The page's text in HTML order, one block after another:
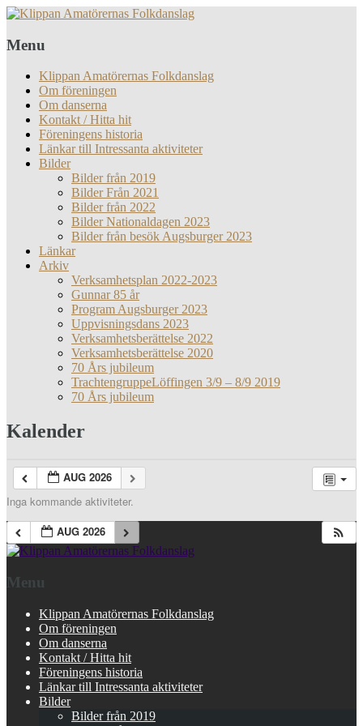
Menu
Klippan Amatörernas Folkdanslag
Om föreningen
Om danserna
Kontakt / Hitta hit
Föreningens historia
Länkar till Intressanta aktiviteter
Bilder
Bilder från 2019
Bilder Från 2021
Bilder från 2022
Bilder Nationaldagen 2023
Bilder från besök Augsburger 2023
Länkar
Arkiv
Verksamhetsplan 2022-2023
Gunnar 85 år
Program Augsburger 2023
Uppvisningsdans 2023
Verksamhetsberättelse 2022
Verksamhetsberättelse 2020
70 Års jubileum
TrachtengruppeLöffingen 3/9 – 8/9 2019
70 Års jubileum
Kalender
AUG 2026
Inga kommande aktiviteter.
AUG 2026
Menu
Klippan Amatörernas Folkdanslag
Om föreningen
Om danserna
Kontakt / Hitta hit
Föreningens historia
Länkar till Intressanta aktiviteter
Bilder
Bilder från 2019